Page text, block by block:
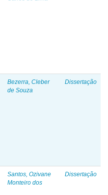
Bezerra, Cleber
de Souza
Dissertação
Santos, Ozivane
Monteiro dos
Dissertação